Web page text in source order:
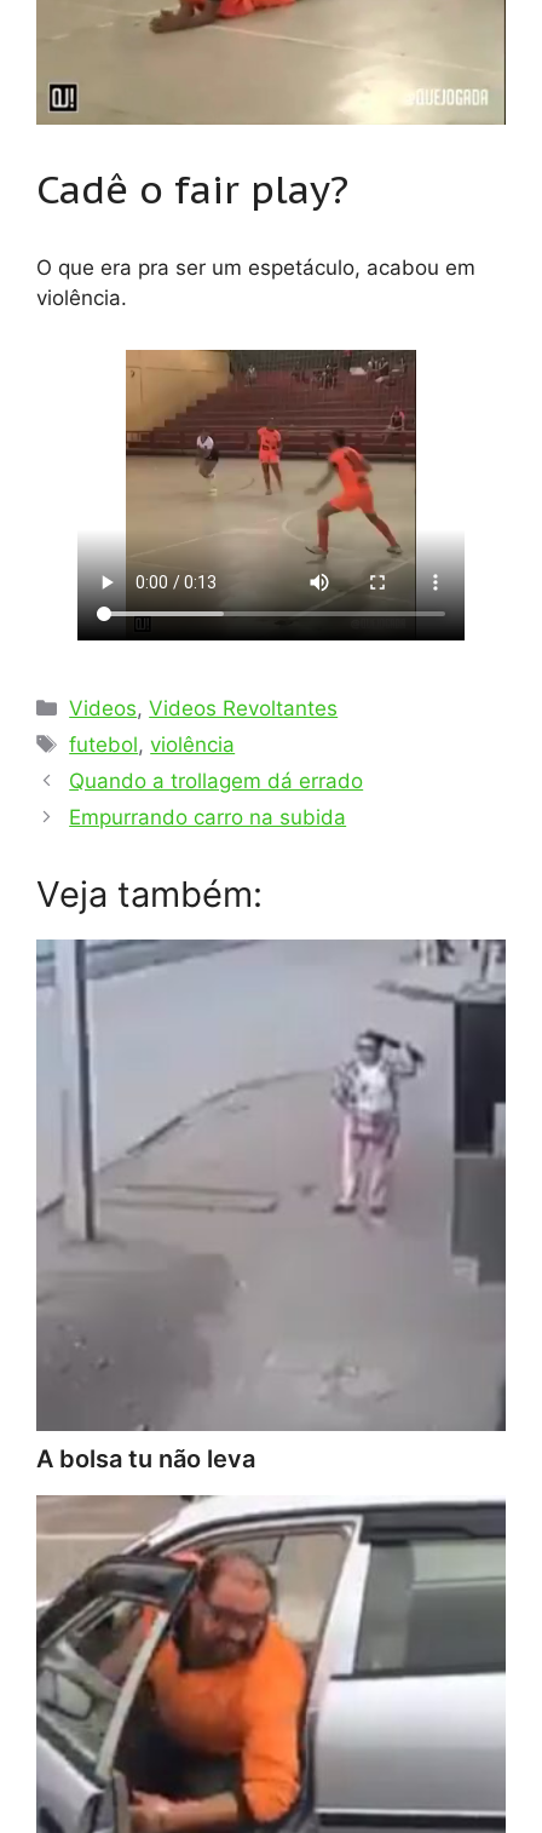
Cadê o fair play?
O que era pra ser um espetáculo, acabou em
violência.
Categorias
Videos,Videos Revoltantes
Tags
futebol,violência
Quando a trollagem dá errado
Empurrando carro na subida
Veja também:
A bolsa tu não leva